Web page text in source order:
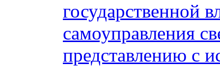
государственной
самоуправления
представлению с